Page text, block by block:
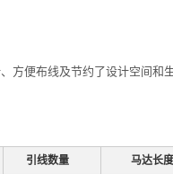
便布线及节约了设计空间和
引线数量 马达长